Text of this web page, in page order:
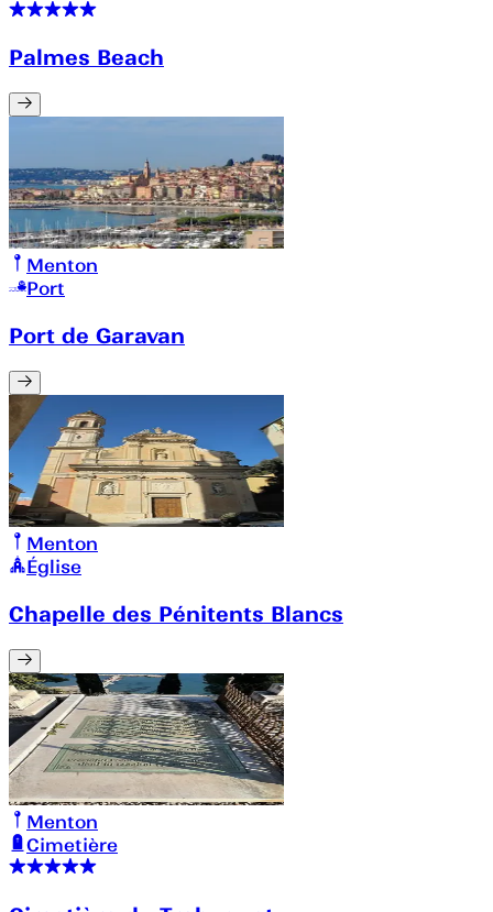
Palmes Beach
Menton
Port
Port de Garavan
Menton
Église
Chapelle des Pénitents Blancs
Menton
Cimetière